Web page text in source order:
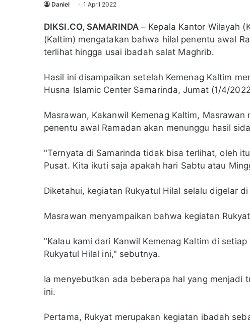
Daniel 1 April 2022
DIKSI.CO, SAMARINDA– Kepala Kantor Wilayah
(Kaltim) mengatakan bahwa hilal penentu awal
terlihat hingga usai ibadah salat Maghrib.
Hasil ini disampaikan setelah Kemenag Kaltim
Husna Islamic Center Samarinda, Jumat (1/4/
Masrawan, Kakanwil Kemenag Kaltim,
penentu awal Ramadan akan menunggu hasil
"Ternyata di Samarinda tidak bisa terlihat, oleh
Pusat. Kita ikuti saja apakah hari Sabtu atau
Diketahui, kegiatan Rukyatul Hilal selalu digelar
Masrawan menyampaikan bahwa kegiatan
"Kalau kami dari Kanwil Kemenag Kaltim di
Rukyatul Hilal ini," sebutnya.
Ia menyebutkan ada beberapa hal yang menjadi
ini.
Pertama, Rukyat merupakan kegiatan ibadah